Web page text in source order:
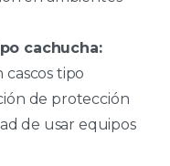
cachucha:
cascos tipo
de protección
de usar equipos